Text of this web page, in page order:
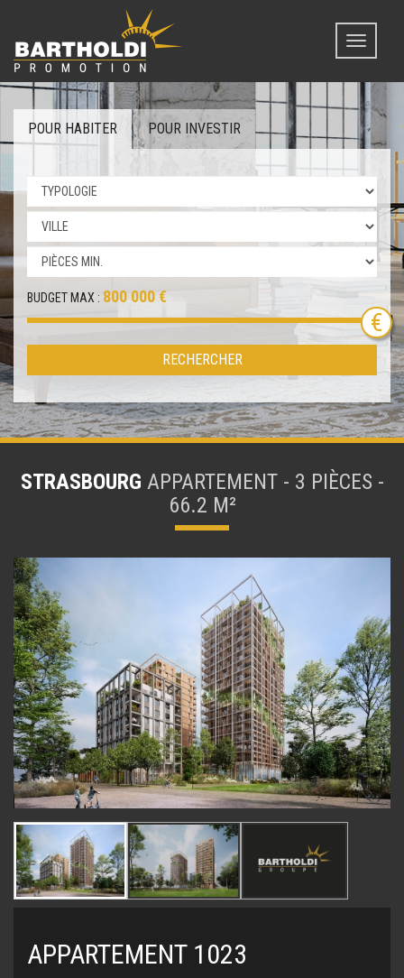
Toggle
POUR HABITER POUR INVESTIR
BUDGET MAX : 800 000 €
RECHERCHER
STRASBOURG APPARTEMENT - 3 PIÈCES -
66.2 M²
APPARTEMENT 1023